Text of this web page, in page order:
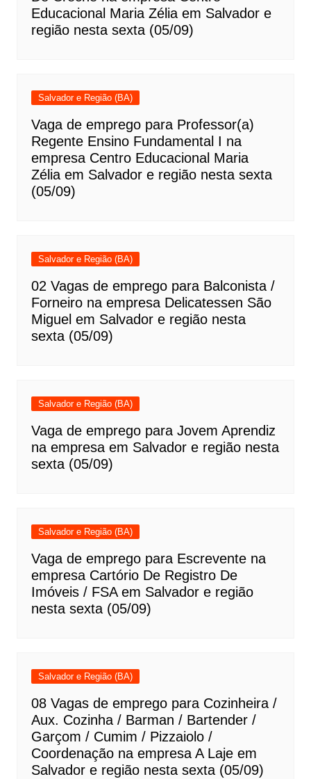
Educacional Maria Zélia em Salvador e
região nesta sexta (05/09)
Salvador e Região (BA)
Vaga de emprego para Professor(a)
Regente Ensino Fundamental I na
empresa Centro Educacional Maria
Zélia em Salvador e região nesta sexta
(05/09)
Salvador e Região (BA)
02 Vagas de emprego para Balconista /
Forneiro na empresa Delicatessen São
Miguel em Salvador e região nesta
sexta (05/09)
Salvador e Região (BA)
Vaga de emprego para Jovem Aprendiz
na empresa em Salvador e região nesta
sexta (05/09)
Salvador e Região (BA)
Vaga de emprego para Escrevente na
empresa Cartório De Registro De
Imóveis / FSA em Salvador e região
nesta sexta (05/09)
Salvador e Região (BA)
08 Vagas de emprego para Cozinheira /
Aux. Cozinha / Barman / Bartender /
Garçom / Cumim / Pizzaiolo /
Coordenação na empresa A Laje em
Salvador e região nesta sexta (05/09)